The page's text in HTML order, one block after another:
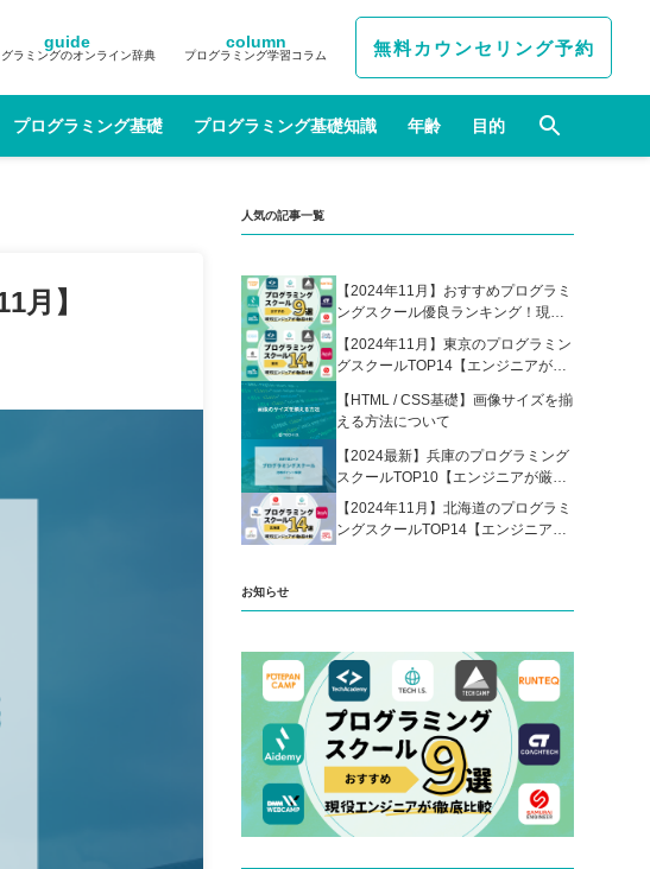
guide
グラミングのオンライン辞典
column
プログラミング学習コラム 無料カウンセリング予約
プログラミング基礎 プログラミング基礎知識 年齢 目的
月】
人気の記事一覧
【2024年11月】おすすめプログラミ
ングスクール優良ランキング！現役
エンジニアが選んだ人気プログラミ
ングスクールの比較表あり
【2024年11月】東京のプログラミン
グスクールTOP14【エンジニアが厳
【HTML / CSS基礎】画像サイズを揃
える方法について
【2024最新】兵庫のプログラミング
スクールTOP10【エンジニアが厳
選】
【2024年11月】北海道のプログラミ
ングスクールTOP14【エンジニアが
お知らせ